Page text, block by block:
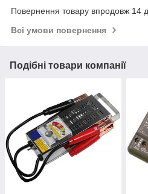
Повернення товару впродовж 14
Всі умови повернення
Подібні товари компанії